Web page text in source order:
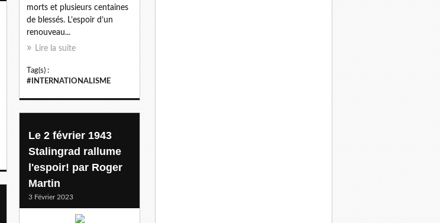
morts et plusieurs centaines
de blessés. L’espoir d’un
renouveau...
Lire la suite
Tag(s) :
#INTERNATIONALISME
Le 2 février 1943
Stalingrad rallume
l'espoir! par Roger
Martin
3 Février 2023